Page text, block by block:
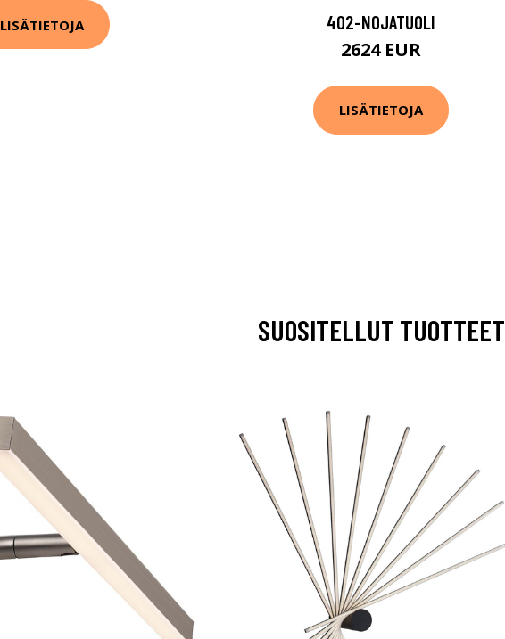
LISÄTIETOJA 402-NOJATUOLI
2624 EUR
LISÄTIETOJA
SUOSITELLUT TUOTTEET